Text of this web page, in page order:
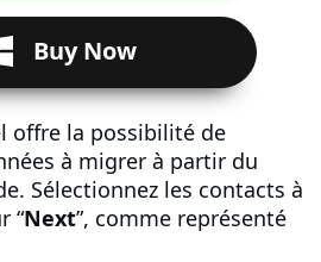
Buy Now
offre la possibilité de
à migrer à partir du
Sélectionnez les contacts à
“Next”, comme représenté